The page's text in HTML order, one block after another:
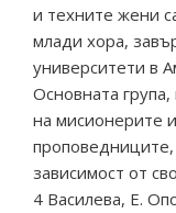
и техните жени
млади хора,
университети в
Основната
на мисионерите и
зависимост от
4 Василева, Е.